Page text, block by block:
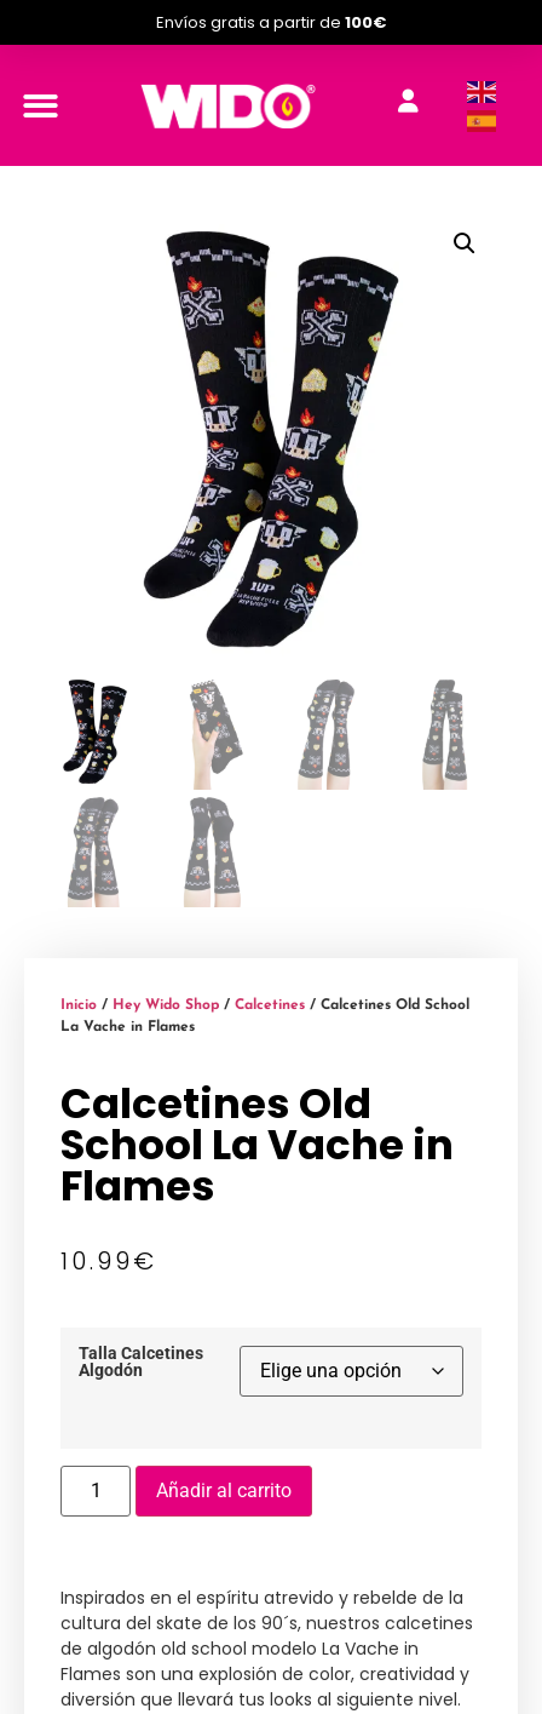
Envíos gratis a partir de 100€
Inicio / Hey Wido Shop / Calcetines / Calcetines Old School
La Vache in Flames
Calcetines Old
School La Vache in
Flames
10.99€
Talla Calcetines
Algodón
Añadir al carrito
Inspirados en el espíritu atrevido y rebelde de la
cultura del skate de los 90´s, nuestros calcetines
de algodón old school modelo La Vache in
Flames son una explosión de color, creatividad y
diversión que llevará tus looks al siguiente nivel.